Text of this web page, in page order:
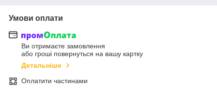
Умови оплати
Ви отримаєте замовлення
або гроші повернуться на вашу картку
Детальніше
Оплатити частинами